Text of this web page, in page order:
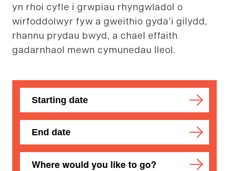
yn rhoi cyfle i grwpiau rhyngwladol o
wirfoddolwyr fyw a gweithio gyda’i gilydd,
rhannu prydau bwyd, a chael effaith
gadarnhaol mewn cymunedau lleol.